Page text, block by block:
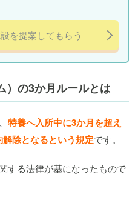
を提案してもらう
）の3か月ルールとは
特養へ入所中に3か月を超え
除となるという規定です。
する法律が基になったもので